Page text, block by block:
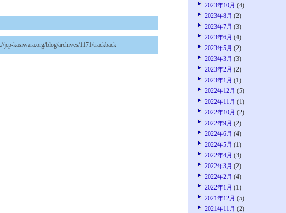
jcp-kasiwara.org/blog/archives/1171/trackback
2023年10月 (4)
2023年8月 (2)
2023年7月 (3)
2023年6月 (4)
2023年5月 (2)
2023年3月 (3)
2023年2月 (2)
2023年1月 (1)
2022年12月 (5)
2022年11月 (1)
2022年10月 (2)
2022年9月 (2)
2022年6月 (4)
2022年5月 (1)
2022年4月 (3)
2022年3月 (2)
2022年2月 (4)
2022年1月 (1)
2021年12月 (5)
2021年11月 (2)